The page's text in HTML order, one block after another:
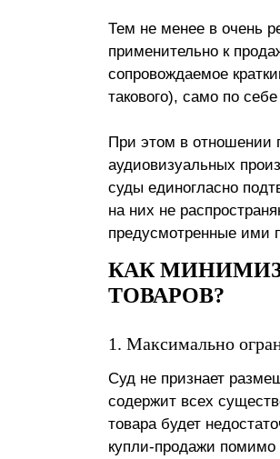
Тем не менее в очень
применительно к
сопровождаемое
такового), само по
При этом в отношении
аудиовизуальных
суды единогласно
на них не
предусмотренные ими
КАК
ТОВАРОВ?
1. Максимально
Суд не признает
содержит всех
товара будет
купли-продажи помимо